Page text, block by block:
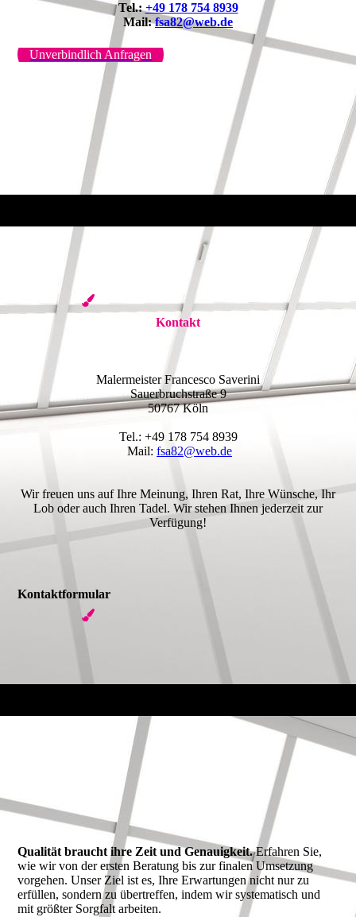
Tel.:+49 178 754 8939
Mail:fsa82@web.de
Unverbindlich Anfragen
Kontakt
Malermeister Francesco Saverini
Sauerbruchstraße 9
50767 Köln
Tel.: +49 178 754 8939
Mail: fsa82@web.de
Wir freuen uns auf Ihre Meinung, Ihren Rat, Ihre Wünsche, Ihr
Lob oder auch Ihren Tadel. Wir stehen Ihnen jederzeit zur
Verfügung!
Kontaktformular
Qualität braucht ihre Zeit und Genauigkeit.Erfahren Sie,
wie wir von der ersten Beratung bis zur finalen Umsetzung
vorgehen. Unser Ziel ist es, Ihre Erwartungen nicht nur zu
erfüllen, sondern zu übertreffen, indem wir systematisch und
mit größter Sorgfalt arbeiten.